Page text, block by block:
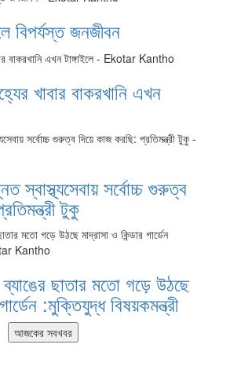
বিপর্যস্ত জনজীবন
খাবার বাকরখানি এখন
স্বাস্থ্যসেবায় সর্বোচ্চ গুরুত্ব
টুকু
ছাতার মতো গড়ে উঠছে
:মুক্তিযুদ্ধ বিষয়কমন্ত্রী